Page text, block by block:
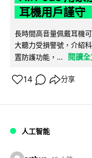
耳機用戶謹
長時間高音量佩戴耳機
大聽力受損警號，介紹
置防護功能，...
閱讀
14 分享
人工智能